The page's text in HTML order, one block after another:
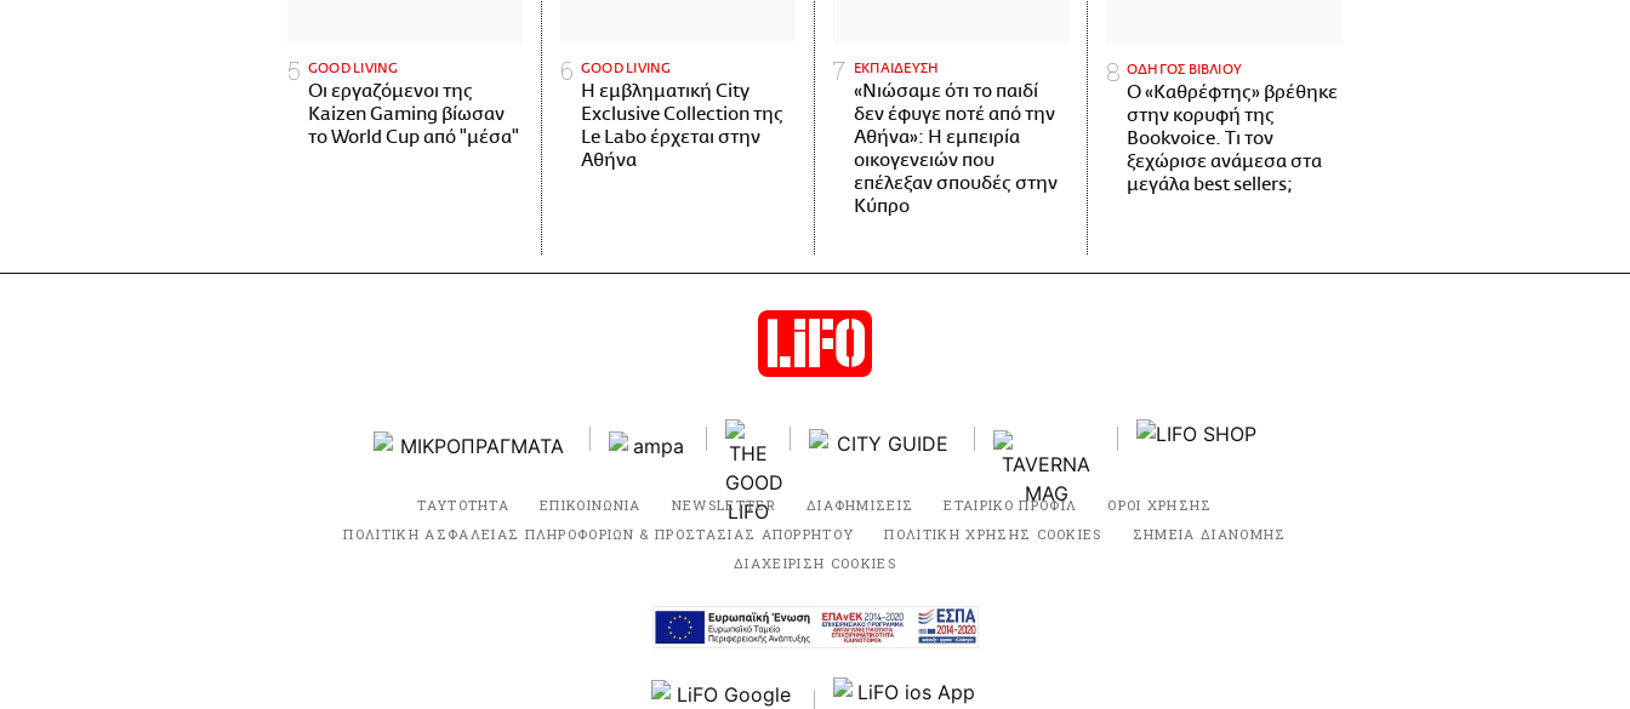
GOOD LIVING
Οι εργαζόμενοι της
Kaizen Gaming βίωσαν
το World Cup από "μέσα"
GOOD LIVING
Η εμβληματική City
Exclusive Collection της
Le Labo έρχεται στην
Αθήνα
ΕΚΠΑΙΔΕΥΣΗ
«Νιώσαμε ότι το παιδί
δεν έφυγε ποτέ από την
Αθήνα»: Η εμπειρία
οικογενειών που
επέλεξαν σπουδές στην
Κύπρο
ΟΔΗΓΟΣ ΒΙΒΛΙΟΥ
Ο «Καθρέφτης» βρέθηκε
στην κορυφή της
Bookvoice. Τι τον
ξεχώρισε ανάμεσα στα
μεγάλα best sellers;
ΤΑΥΤΟΤΗΤΑ ΕΠΙΚΟΙΝΩΝΙΑ NEWSLETTER ΔΙΑΦΗΜΙΣΕΙΣ ΕΤΑΙΡΙΚΟ ΠΡΟΦΙΛ
ΟΡΟΙ ΧΡΗΣΗΣ
ΠΟΛΙΤΙΚΗ ΑΣΦΑΛΕΙΑΣ ΠΛΗΡΟΦΟΡΙΩΝ & ΠΡΟΣΤΑΣΙΑΣ ΑΠΟΡΡΗΤΟΥ
ΠΟΛΙΤΙΚΗ ΧΡΗΣΗΣ COOKIES
ΣΗΜΕΙΑ ΔΙΑΝΟΜΗΣ
ΔΙΑΧΕΙΡΙΣΗ COOKIES